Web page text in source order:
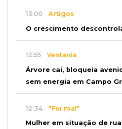
13:00 Artigos
O crescimento
12:55 Ventania
Árvore cai, bloqueia
sem energia em Campo
12:34 "Foi mal"
Mulher em situação de